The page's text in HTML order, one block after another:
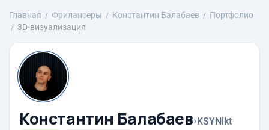
Главная Фрилансеры Константин Балабаев
Портфолио
3D-визуализация
Константин Балабаев›KSYNikt